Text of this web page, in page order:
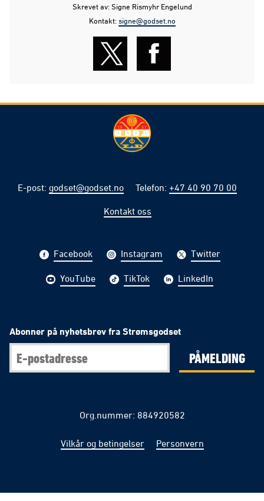
Skrevet av: Signe Rismyhr Engelund
Kontakt:signe@godset.no
E-post: godset@godset.no Telefon: +47 40 90 70 00
Kontakt oss
Facebook Instagram Twitter
YouTube TikTok LinkedIn
Abonner på nyhetsbrev fra Strømsgodset
PÅMELDING
Org.nummer: 884920582
Vilkår og betingelser Personvern